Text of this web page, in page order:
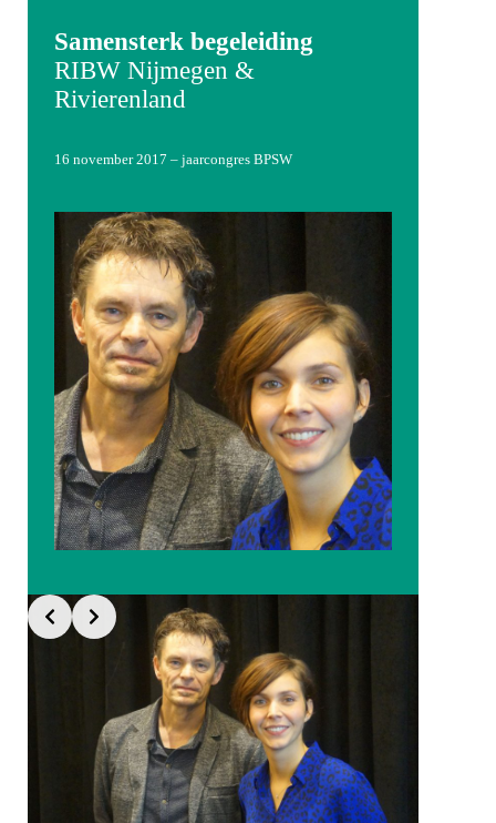
Samensterk begeleiding
RIBW Nijmegen &
Rivierenland
16 november 2017 – jaarcongres BPSW